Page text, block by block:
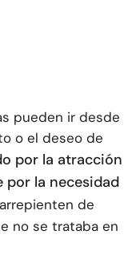
pueden ir desde
o el deseo de
por la atracción
por la necesidad
de
no se trataba en